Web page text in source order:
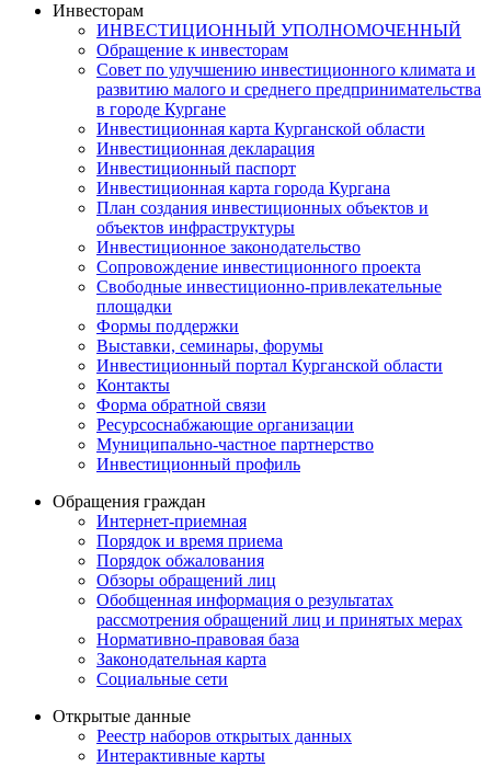
Инвесторам
ИНВЕСТИЦИОННЫЙ УПОЛНОМОЧЕННЫЙ
Обращение к инвесторам
Совет по улучшению инвестиционного климата и
развитию малого и среднего предпринимательства
в городе Кургане
Инвестиционная карта Курганской области
Инвестиционная декларация
Инвестиционный паспорт
Инвестиционная карта города Кургана
План создания инвестиционных объектов и
объектов инфраструктуры
Инвестиционное законодательство
Сопровождение инвестиционного проекта
Свободные инвестиционно-привлекательные
площадки
Формы поддержки
Выставки, семинары, форумы
Инвестиционный портал Курганской области
Контакты
Форма обратной связи
Ресурсоснабжающие организации
Муниципально-частное партнерство
Инвестиционный профиль
Обращения граждан
Интернет-приемная
Порядок и время приема
Порядок обжалования
Обзоры обращений лиц
Обобщенная информация о результатах
рассмотрения обращений лиц и принятых мерах
Нормативно-правовая база
Законодательная карта
Социальные сети
Открытые данные
Реестр наборов открытых данных
Интерактивные карты